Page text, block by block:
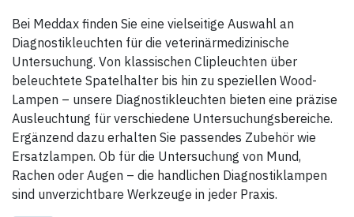
Bei Meddax finden Sie eine vielseitige Auswahl an
Diagnostikleuchten für die veterinärmedizinische
Untersuchung. Von klassischen Clipleuchten über
beleuchtete Spatelhalter bis hin zu speziellen Wood-
Lampen – unsere Diagnostikleuchten bieten eine präzise
Ausleuchtung für verschiedene Untersuchungsbereiche.
Ergänzend dazu erhalten Sie passendes Zubehör wie
Ersatzlampen. Ob für die Untersuchung von Mund,
Rachen oder Augen – die handlichen Diagnostiklampen
sind unverzichtbare Werkzeuge in jeder Praxis.